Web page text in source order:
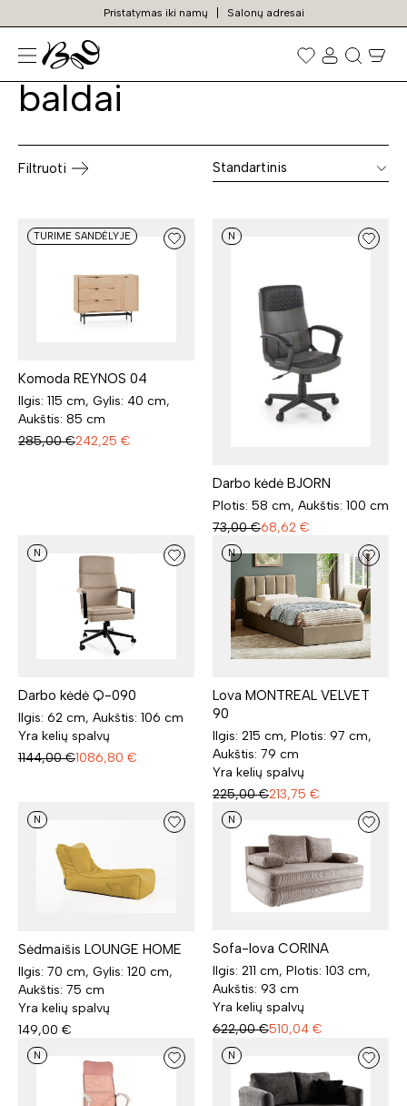
Pristatymas iki namų Salonų adresai
Prekių
paieška
Vaikų kambario
baldai
Filtruoti Standartinis
TURIME SANDĖLYJE
Komoda REYNOS 04
Ilgis: 115 cm, Gylis: 40 cm,
Aukštis: 85 cm
285,00 €242,25 €
N
Darbo kėdė BJORN
Plotis: 58 cm, Aukštis: 100 cm
73,00 €68,62 €
N
Darbo kėdė Q-090
Ilgis: 62 cm, Aukštis: 106 cm
Yra kelių spalvų
1144,00 €1086,80 €
N
Lova MONTREAL VELVET
90
Ilgis: 215 cm, Plotis: 97 cm,
Aukštis: 79 cm
Yra kelių spalvų
225,00 €213,75 €
N
Sėdmaišis LOUNGE HOME
Ilgis: 70 cm, Gylis: 120 cm,
Aukštis: 75 cm
Yra kelių spalvų
149,00 €
N
Sofa-lova CORINA
Ilgis: 211 cm, Plotis: 103 cm,
Aukštis: 93 cm
Yra kelių spalvų
622,00 €510,04 €
N N